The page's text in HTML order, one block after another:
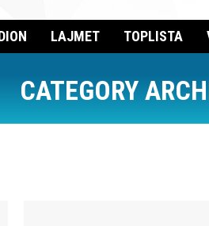
LAJMET TOPLISTA
CATEGORY